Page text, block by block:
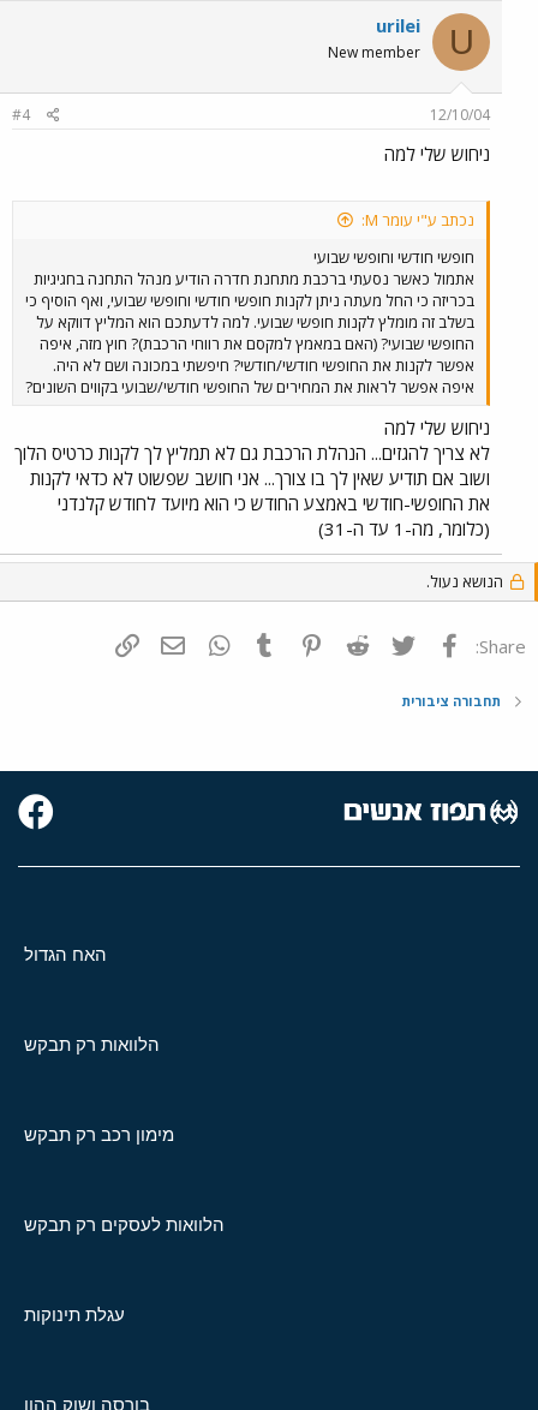
U
urilei
New member
12/10/04
#4
ניחוש שלי למה
נכתב ע"י עומר M:
חופשי חודשי וחופשי שבועי
אתמול כאשר נסעתי ברכבת מתחנת חדרה הודיע מנהל התחנה בחגיגיות
בכריזה כי החל מעתה ניתן לקנות חופשי חודשי וחופשי שבועי, ואף הוסיף כי
בשלב זה מומלץ לקנות חופשי שבועי. למה לדעתכם הוא המליץ דווקא על
החופשי שבועי? (האם במאמץ למקסם את רווחי הרכבת)? חוץ מזה, איפה
אפשר לקנות את החופשי חודשי/חודשי? חיפשתי במכונה ושם לא היה.
איפה אפשר לראות את המחירים של החופשי חודשי/שבועי בקווים השונים?
ניחוש שלי למה
לא צריך להגזים... הנהלת הרכבת גם לא תמליץ לך לקנות כרטיס הלוך
ושוב אם תודיע שאין לך בו צורך... אני חושב שפשוט לא כדאי לקנות
את החופשי-חודשי באמצע החודש כי הוא מיועד לחודש קלנדני
(כלומר, מה-1 עד ה-31)
הנושא נעול.
Share: פייסבוק Twitter
Reddit
Pinterest
Tumblr
WhatsAppדואר אלקטרוני
תחבורה ציבורית
האח הגדול
הלוואות רק תבקש
מימון רכב רק תבקש
הלוואות לעסקים רק תבקש
עגלת תינוקות
בורסה ושוק ההון